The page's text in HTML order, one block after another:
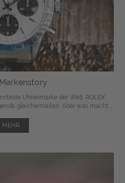
Uhrenmarke der Welt. ROLEX
gleichermaßen. Aber was macht ...
MEHR